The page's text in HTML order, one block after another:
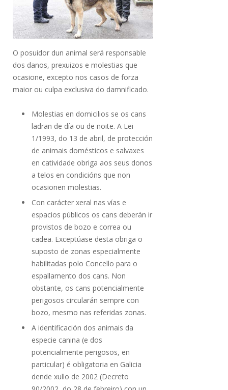
O posuidor dun animal será responsable
dos danos, prexuizos e molestias que
ocasione, excepto nos casos de forza
maior ou culpa exclusiva do damnificado.
Molestias en domicilios se os cans
ladran de día ou de noite. A Lei
1/1993, do 13 de abril, de protección
de animais domésticos e salvaxes
en catividade obriga aos seus donos
a telos en condicións que non
ocasionen molestias.
Con carácter xeral nas vías e
espacios públicos os cans deberán ir
provistos de bozo e correa ou
cadea. Exceptúase desta obriga o
suposto de zonas especialmente
habilitadas polo Concello para o
espallamento dos cans. Non
obstante, os cans potencialmente
perigosos circularán sempre con
bozo, mesmo nas referidas zonas.
A identificación dos animais da
especie canina (e dos
potencialmente perigosos, en
particular) é obligatoria en Galicia
dende xullo de 2002 (Decreto